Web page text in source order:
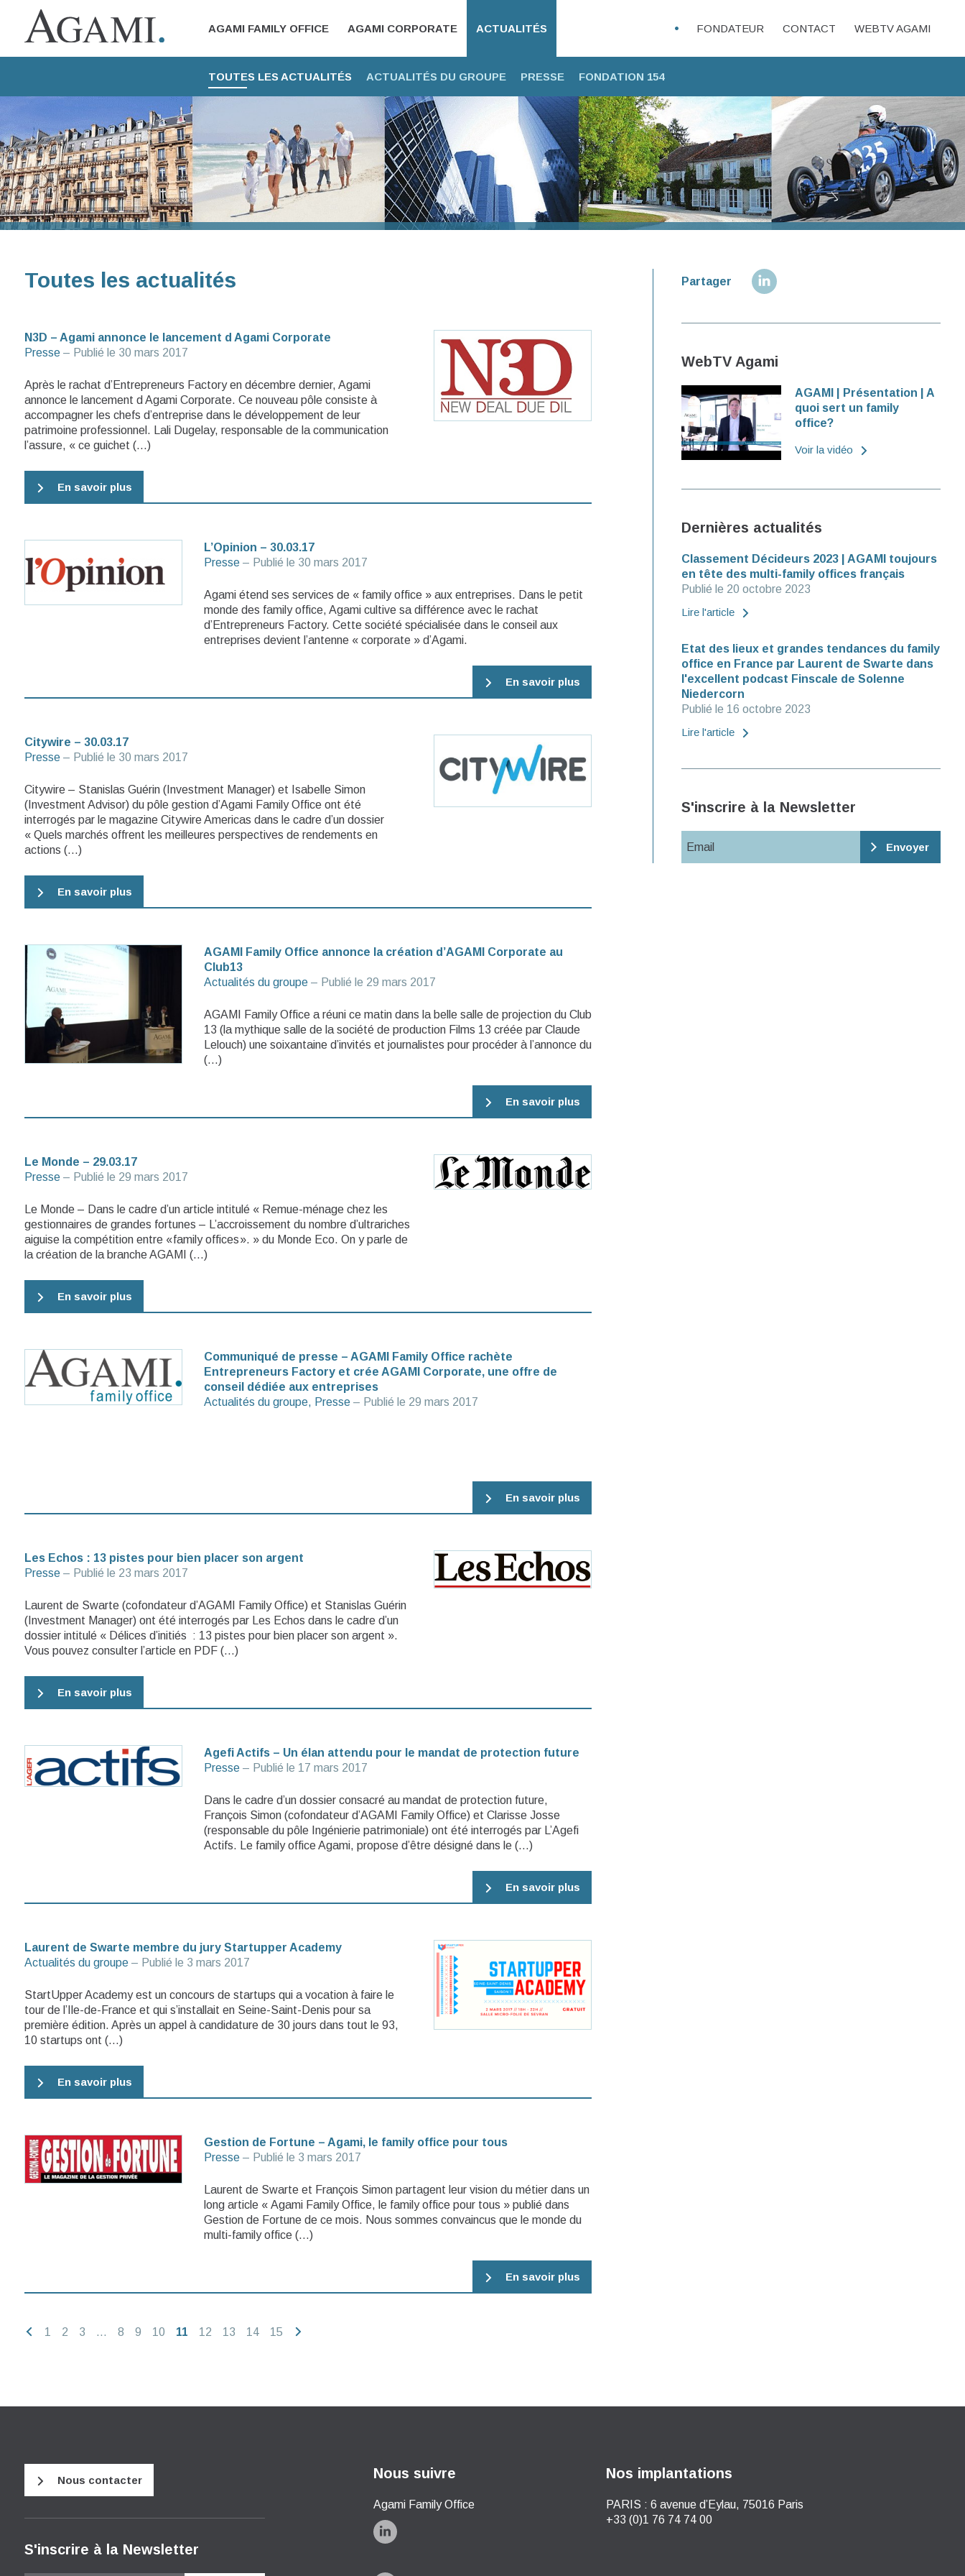
AGAMI FAMILY OFFICE AGAMI CORPORATE ACTUALITÉS FONDATEUR CONTACT WEBTV AGAMI
TOUTES LES ACTUALITÉS ACTUALITÉS DU GROUPE PRESSE FONDATION 154
Toutes les actualités
N3D – Agami annonce le lancement d Agami Corporate
Presse – Publié le 30 mars 2017
Après le rachat d’Entrepreneurs Factory en décembre dernier, Agami
annonce le lancement d Agami Corporate. Ce nouveau pôle consiste à
accompagner les chefs d’entreprise dans le développement de leur
patrimoine professionnel. Lali Dugelay, responsable de la communication
l’assure, « ce guichet (…)
En savoir plus
L’Opinion – 30.03.17
Presse – Publié le 30 mars 2017
Agami étend ses services de « family office » aux entreprises. Dans le petit
monde des family office, Agami cultive sa différence avec le rachat
d’Entrepreneurs Factory. Cette société spécialisée dans le conseil aux
entreprises devient l’antenne « corporate » d’Agami.
En savoir plus
Citywire – 30.03.17
Presse – Publié le 30 mars 2017
Citywire – Stanislas Guérin (Investment Manager) et Isabelle Simon
(Investment Advisor) du pôle gestion d’Agami Family Office ont été
interrogés par le magazine Citywire Americas dans le cadre d’un dossier
« Quels marchés offrent les meilleures perspectives de rendements en
actions (…)
En savoir plus
AGAMI Family Office annonce la création d’AGAMI Corporate au
Club13
Actualités du groupe – Publié le 29 mars 2017
AGAMI Family Office a réuni ce matin dans la belle salle de projection du Club
13 (la mythique salle de la société de production Films 13 créée par Claude
Lelouch) une soixantaine d’invités et journalistes pour procéder à l’annonce du
(…)
En savoir plus
Le Monde – 29.03.17
Presse – Publié le 29 mars 2017
Le Monde – Dans le cadre d’un article intitulé « Remue-ménage chez les
gestionnaires de grandes fortunes – L’accroissement du nombre d’ultrariches
aiguise la compétition entre « family offices ». » du Monde Eco. On y parle de
la création de la branche AGAMI (…)
En savoir plus
Communiqué de presse – AGAMI Family Office rachète
Entrepreneurs Factory et crée AGAMI Corporate, une offre de
conseil dédiée aux entreprises
Actualités du groupe, Presse – Publié le 29 mars 2017
En savoir plus
Les Echos : 13 pistes pour bien placer son argent
Presse – Publié le 23 mars 2017
Laurent de Swarte (cofondateur d’AGAMI Family Office) et Stanislas Guérin
(Investment Manager) ont été interrogés par Les Echos dans le cadre d’un
dossier intitulé « Délices d’initiés : 13 pistes pour bien placer son argent ».
Vous pouvez consulter l’article en PDF (…)
En savoir plus
Agefi Actifs – Un élan attendu pour le mandat de protection future
Presse – Publié le 17 mars 2017
Dans le cadre d’un dossier consacré au mandat de protection future,
François Simon (cofondateur d’AGAMI Family Office) et Clarisse Josse
(responsable du pôle Ingénierie patrimoniale) ont été interrogés par L’Agefi
Actifs. Le family office Agami, propose d’être désigné dans le (…)
En savoir plus
Laurent de Swarte membre du jury Startupper Academy
Actualités du groupe – Publié le 3 mars 2017
StartUpper Academy est un concours de startups qui a vocation à faire le
tour de l’Ile-de-France et qui s’installait en Seine-Saint-Denis pour sa
première édition. Après un appel à candidature de 30 jours dans tout le 93,
10 startups ont (…)
En savoir plus
Gestion de Fortune – Agami, le family office pour tous
Presse – Publié le 3 mars 2017
Laurent de Swarte et François Simon partagent leur vision du métier dans un
long article « Agami Family Office, le family office pour tous » publié dans
Gestion de Fortune de ce mois. Nous sommes convaincus que le monde du
multi-family office (…)
En savoir plus
1 2 3 … 8 9 10 11 12 13 14 15
Partager
WebTV Agami
AGAMI | Présentation | A
quoi sert un family
office?
Voir la vidéo
Dernières actualités
Classement Décideurs 2023 | AGAMI toujours
en tête des multi-family offices français
Publié le 20 octobre 2023
Lire l'article
Etat des lieux et grandes tendances du family
office en France par Laurent de Swarte dans
l'excellent podcast Finscale de Solenne
Niedercorn
Publié le 16 octobre 2023
Lire l'article
S'inscrire à la Newsletter
Nous contacter
S'inscrire à la Newsletter
Nous suivre
Agami Family Office
Nos implantations
PARIS : 6 avenue d’Eylau, 75016 Paris
+33 (0)1 76 74 74 00